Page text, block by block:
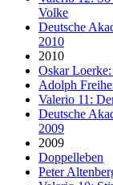
Volke
Deutsche
2010
2010
Oskar
Adolph
Valerio 11:
Deutsche
2009
2009
Doppelleben
Peter